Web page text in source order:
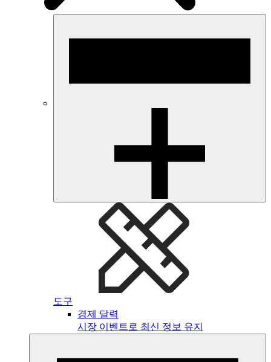
도구
경제 달력
시장 이벤트로 최신 정보 유지